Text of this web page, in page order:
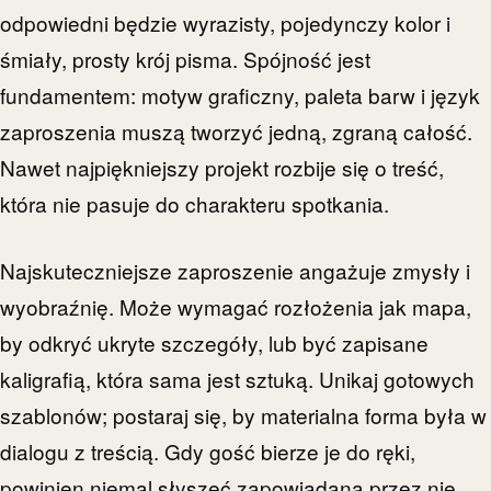
odpowiedni będzie wyrazisty, pojedynczy kolor i
śmiały, prosty krój pisma. Spójność jest
fundamentem: motyw graficzny, paleta barw i język
zaproszenia muszą tworzyć jedną, zgraną całość.
Nawet najpiękniejszy projekt rozbije się o treść,
która nie pasuje do charakteru spotkania.
Najskuteczniejsze zaproszenie angażuje zmysły i
wyobraźnię. Może wymagać rozłożenia jak mapa,
by odkryć ukryte szczegóły, lub być zapisane
kaligrafią, która sama jest sztuką. Unikaj gotowych
szablonów; postaraj się, by materialna forma była w
dialogu z treścią. Gdy gość bierze je do ręki,